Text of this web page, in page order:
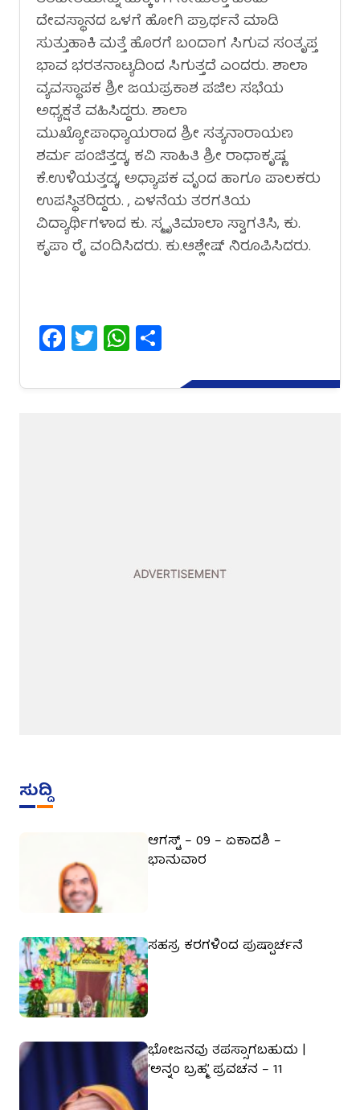
ದೇವಸ್ಥಾನದ ಒಳಗೆ ಹೋಗಿ ಪ್ರಾರ್ಥನೆ ಮಾಡಿ
ಸುತ್ತುಹಾಕಿ ಮತ್ತೆ ಹೊರಗೆ ಬಂದಾಗ ಸಿಗುವ ಸಂತೃಪ್ತ
ಭಾವ ಭರತನಾಟ್ಯದಿಂದ ಸಿಗುತ್ತದೆ ಎಂದರು. ಶಾಲಾ
ವ್ಯವಸ್ಥಾಪಕ ಶ್ರೀ ಜಯಪ್ರಕಾಶ ಪಜಿಲ ಸಭೆಯ
ಅಧ್ಯಕ್ಷತೆ ವಹಿಸಿದ್ದರು. ಶಾಲಾ
ಮುಖ್ಯೋಪಾಧ್ಯಾಯರಾದ ಶ್ರೀ ಸತ್ಯನಾರಾಯಣ
ಶರ್ಮ ಪಂಜಿತ್ತಡ್ಕ, ಕವಿ ಸಾಹಿತಿ ಶ್ರೀ ರಾಧಾಕೃಷ್ಣ
ಕೆ.ಉಳಿಯತ್ತಡ್ಕ, ಅಧ್ಯಾಪಕ ವೃಂದ ಹಾಗೂ ಪಾಲಕರು
ಉಪಸ್ಥಿತರಿದ್ದರು. , ಏಳನೆಯ ತರಗತಿಯ
ವಿದ್ಯಾರ್ಥಿಗಳಾದ ಕು. ಸ್ಮೃತಿಮಾಲಾ ಸ್ವಾಗತಿಸಿ, ಕು.
ಕೃಪಾ ರೈ ವಂದಿಸಿದರು. ಕು.ಆಶ್ಲೇಷ್ ನಿರೂಪಿಸಿದರು.
Facebook
TwitterWhatsApp
ಸುದ್ದಿ
ಆಗಸ್ಟ್ – 09 – ಏಕಾದಶಿ –
ಭಾನುವಾರ
ಸಹಸ್ರ ಕರಗಳಿಂದ ಪುಷ್ಪಾರ್ಚನೆ
ಭೋಜನವು ತಪಸ್ಸಾಗಬಹುದು |
‘ಅನ್ನಂ ಬ್ರಹ್ಮ’ ಪ್ರವಚನ – 11